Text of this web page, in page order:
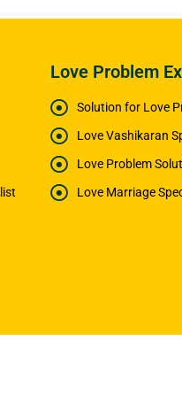
Love Problem
Solution for Love
Love Vashikaran
Love Problem
Love Marriage